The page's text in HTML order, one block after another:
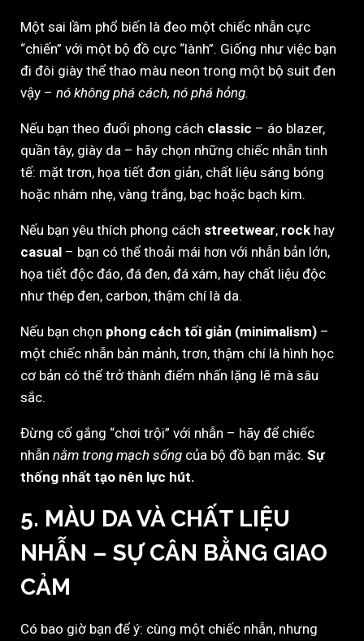
Một sai lầm phổ biến là đeo một chiếc nhẫn cực
“chiến” với một bộ đồ cực “lành”. Giống như việc bạn
đi đôi giày thể thao màu neon trong một bộ suit đen
vậy – nó không phá cách, nó phá hỏng.
Nếu bạn theo đuổi phong cách classic – áo blazer,
quần tây, giày da – hãy chọn những chiếc nhẫn tinh
tế: mặt trơn, họa tiết đơn giản, chất liệu sáng bóng
hoặc nhám nhẹ, vàng trắng, bạc hoặc bạch kim.
Nếu bạn yêu thích phong cách streetwear, rock hay
casual – bạn có thể thoải mái hơn với nhẫn bản lớn,
họa tiết độc đáo, đá đen, đá xám, hay chất liệu độc
như thép đen, carbon, thậm chí là da.
Nếu bạn chọn phong cách tối giản (minimalism) –
một chiếc nhẫn bản mảnh, trơn, thậm chí là hình học
cơ bản có thể trở thành điểm nhấn lặng lẽ mà sâu
sắc.
Đừng cố gắng “chơi trội” với nhẫn – hãy để chiếc
nhẫn nằm trong mạch sống của bộ đồ bạn mặc. Sự
thống nhất tạo nên lực hút.
5. MÀU DA VÀ CHẤT LIỆU
NHẪN – SỰ CÂN BẰNG GIAO
CẢM
Có bao giờ bạn để ý: cùng một chiếc nhẫn, nhưng